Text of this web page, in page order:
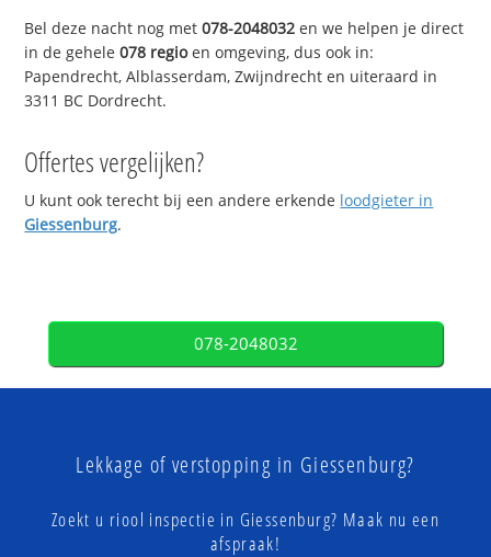
Bel deze nacht nog met078-2048032 en we helpen je direct
in de gehele078 regioen omgeving, dus ook in:
Papendrecht, Alblasserdam, Zwijndrecht en uiteraard in
3311 BC Dordrecht.
Offertes vergelijken?
U kunt ook terecht bij een andere erkende loodgieter in
Giessenburg.
078-2048032
Lekkage of verstopping in Giessenburg?
Zoekt u riool inspectie in Giessenburg? Maak nu een
afspraak!